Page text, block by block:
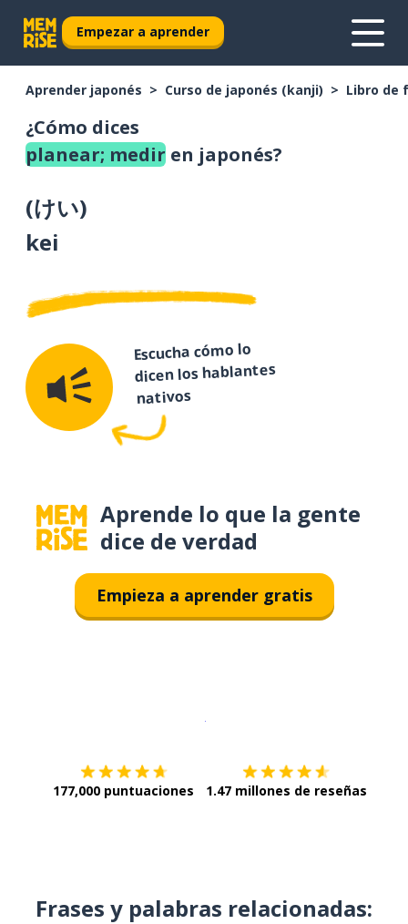
Empezar a aprender
Aprender japonés Curso de japonés (kanji) Libro de
¿Cómo dices
planear; medir en japonés?
(けい)
kei
Escucha cómo lo
dicen los hablantes
nativos
Aprende lo que la gente
dice de verdad
Empieza a aprender gratis
177,000 puntuaciones 1.47 millones de reseñas
Frases y palabras relacionadas: